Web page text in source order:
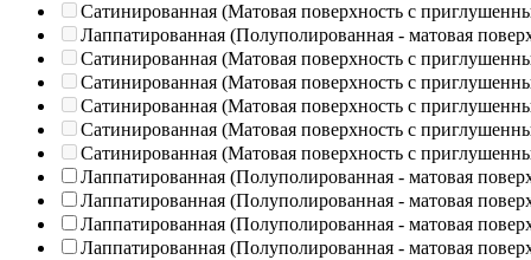
Сатинированная (Матовая поверхность с
Лаппатированная (Полуполированная - матовая
Сатинированная (Матовая поверхность с
Сатинированная (Матовая поверхность с
Сатинированная (Матовая поверхность с
Сатинированная (Матовая поверхность с
Сатинированная (Матовая поверхность с
Лаппатированная (Полуполированная - матовая
Лаппатированная (Полуполированная - матовая
Лаппатированная (Полуполированная - матовая
Лаппатированная (Полуполированная - матовая